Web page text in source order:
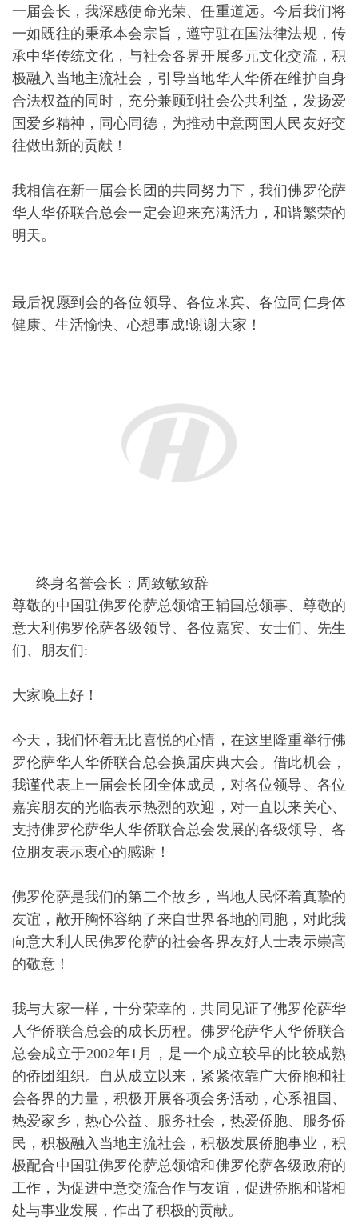
尊敬的中国驻佛罗伦萨总领馆王辅国总领事、尊敬的
意大利佛罗伦萨各级领导、各位嘉宾、女士们、先生
们、朋友们:
今天，我们怀着无比喜悦的心情，在这里隆重举行佛
支持佛罗伦萨华人华侨联合总会发展的各级领导、各
位朋友表示衷心的感谢！
佛罗伦萨是我们的第二个故乡，当地人民怀着真挚的
我与大家一样，十分荣幸的，共同见证了佛罗伦萨华
人华侨联合总会的成长历程。佛罗伦萨华人华侨联合
总会成立于2002年1月，是一个成立较早的比较成熟
会各界的力量，积极开展各项会务活动，心系祖国、
民，积极融入当地主流社会，积极发展侨胞事业，积
极配合中国驻佛罗伦萨总领馆和佛罗伦萨各级政府的
工作，为促进中意交流合作与友谊，促进侨胞和谐相
处与事业发展，作出了积极的贡献。
我殷切希望新一届会长团成员要一如既往地关心会
团在陈敏勤会长的带领下不断创造新的辉煌。
最后，祝各位领导，各位嘉宾朋友，身体健康！生活
愉快！
谢谢大家！